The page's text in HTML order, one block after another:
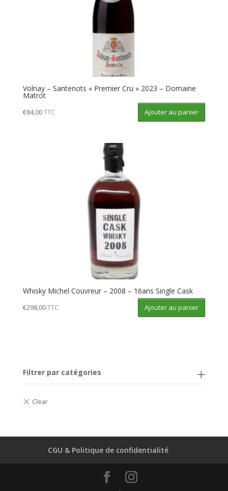
Volnay – Santenots « Premier Cru » 2023 – Domaine
Matrot
€84,00TTC Ajouter au panier
Whisky Michel Couvreur – 2008 – 16ans Single Cask
€298,00TTC Ajouter au panier
Filtrer par catégories
CGU & Politique de confidentialité